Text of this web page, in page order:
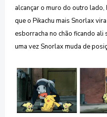
alcançar o muro do outro
que o Pikachu mais Snorlax
esborracha no chão ficando ali
uma vez Snorlax muda de